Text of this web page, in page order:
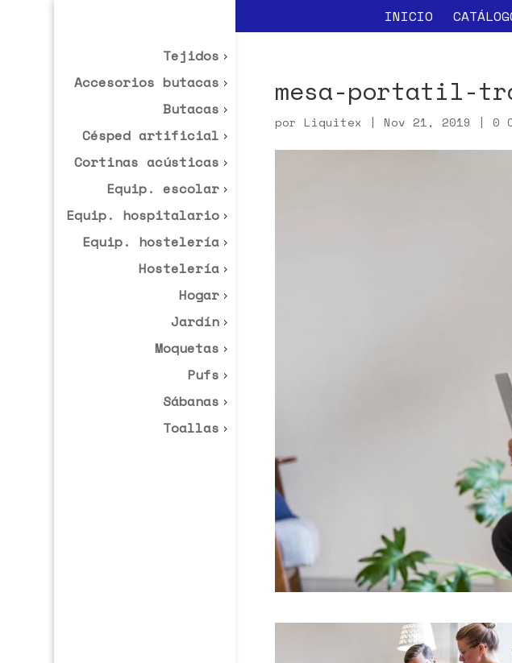
INICIO
Tejidos
Accesorios butacas
Butacas
Césped artificial
Cortinas acústicas
Equip. escolar
Equip. hospitalario
Equip. hostelería
Hostelería
Hogar
Jardín
Moquetas
Pufs
Sábanas
Toallas
mesa-portatil-
porLiquitex |Nov 21, 2019 |0